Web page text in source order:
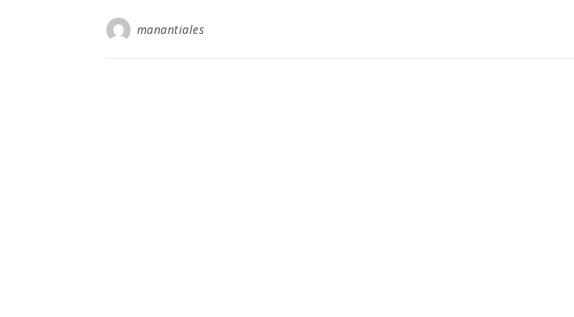
manantiales